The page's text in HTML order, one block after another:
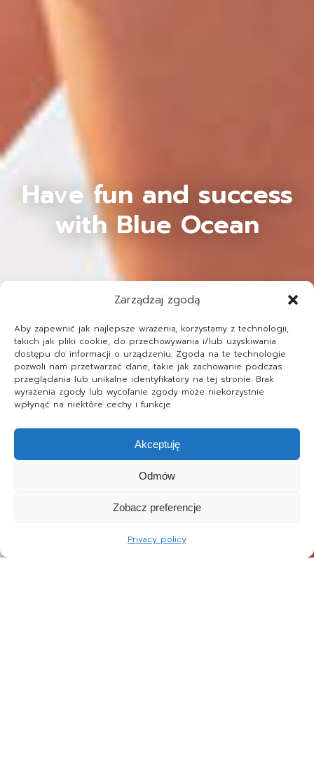
Zarządzaj zgodą
Aby zapewnić jak najlepsze wrażenia, korzystamy z technologii,
takich jak pliki cookie, do przechowywania i/lub uzyskiwania
dostępu do informacji o urządzeniu. Zgoda na te technologie
pozwoli nam przetwarzać dane, takie jak zachowanie podczas
przeglądania lub unikalne identyfikatory na tej stronie. Brak
wyrażenia zgody lub wycofanie zgody może niekorzystnie
wpłynąć na niektóre cechy i funkcje.
Akceptuję
Odmów
Zobacz preferencje
Privacy policy
Have fun and success
with Blue Ocean